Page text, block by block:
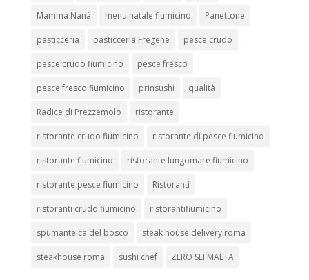
Mamma Nanà menu natale fiumicino Panettone
pasticceria pasticceria Fregene pesce crudo
pesce crudo fiumicino pesce fresco
pesce fresco fiumicino prinsushi qualità
Radice di Prezzemolo ristorante
ristorante crudo fiumicino ristorante di pesce fiumicino
ristorante fiumicino ristorante lungomare fiumicino
ristorante pesce fiumicino Ristoranti
ristoranti crudo fiumicino ristorantifiumicino
spumante ca del bosco steak house delivery roma
steakhouse roma sushi chef ZERO SEI MALTA